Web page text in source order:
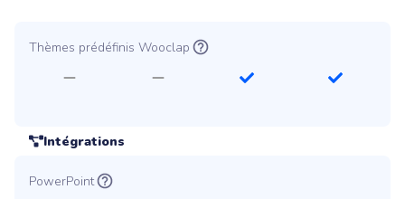
Thèmes prédéfinis Wooclap
Intégrations
PowerPoint